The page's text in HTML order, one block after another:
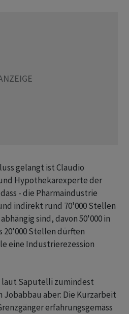
gelangt ist Claudio
Hypothekarexperte der
- die Pharmaindustrie
indirekt rund 70'000 Stellen
sind, davon 50'000 in
20'000 Stellen dürften
eine Industrierezession
laut Saputelli zumindest
aber: Die Kurzarbeit
erfahrungsgemäss